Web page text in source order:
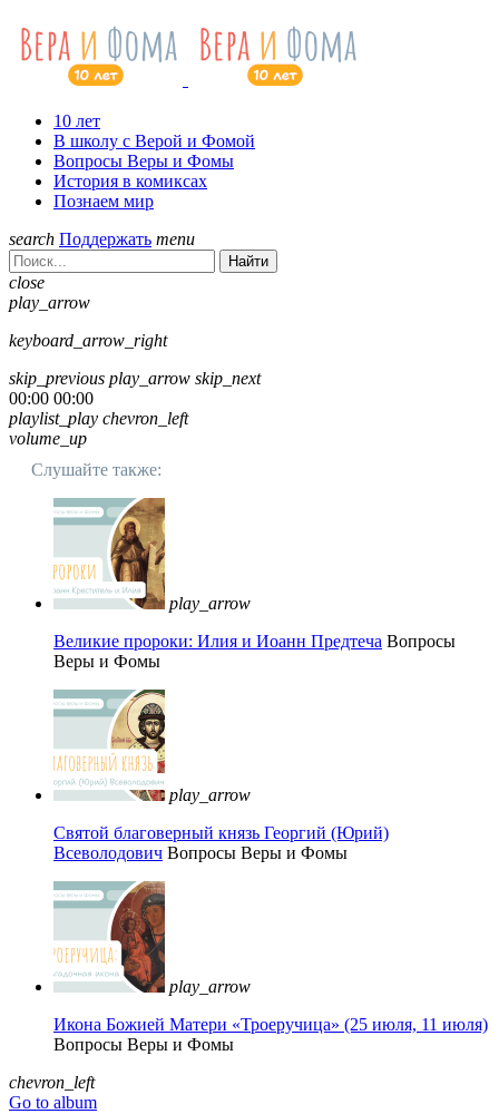
10 лет
В школу с Верой и Фомой
Вопросы Веры и Фомы
История в комиксах
Познаем мир
search Поддержать menu
Найти
close
play_arrow
keyboard_arrow_right
skip_previous play_arrow skip_next
00:00 00:00
playlist_play chevron_left
volume_up
Слушайте также:
play_arrow
Великие пророки: Илия и Иоанн Предтеча Вопросы
Веры и Фомы
play_arrow
Святой благоверный князь Георгий (Юрий)
Всеволодович Вопросы Веры и Фомы
play_arrow
Икона Божией Матери «Троеручица» (25 июля, 11 июля)
Вопросы Веры и Фомы
chevron_left
Go to album